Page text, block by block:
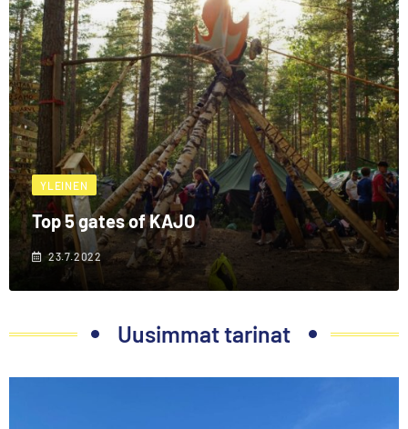
YLEINEN
Top 5 gates of KAJO
23.7.2022
Uusimmat tarinat